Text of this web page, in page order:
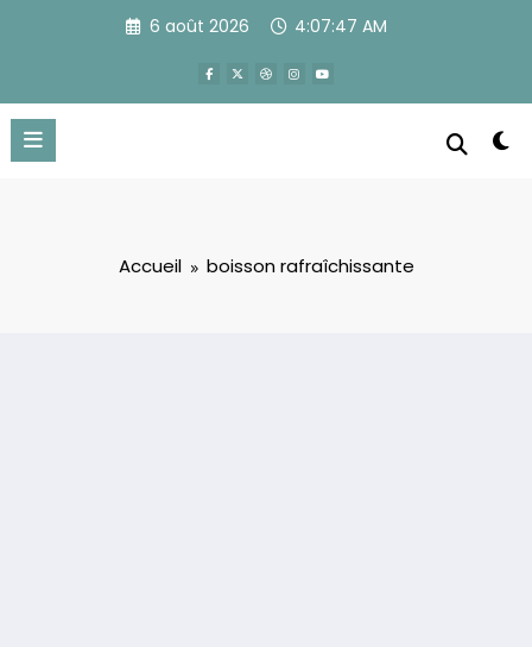
6 août 2026 4:07:48 AM
Accueil boisson rafraîchissante